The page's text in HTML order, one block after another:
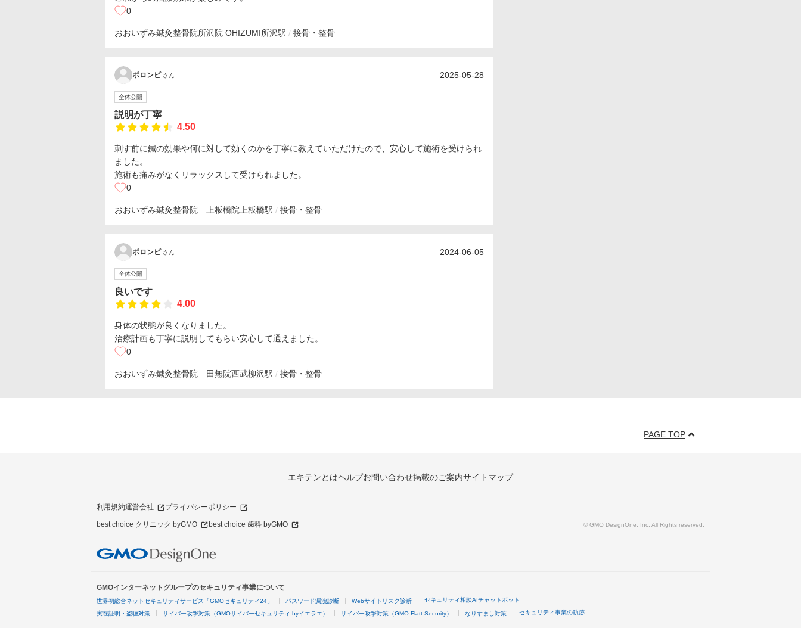
0
おおいずみ鍼灸整骨院所沢院 OHIZUMI所沢駅 接骨・整骨
ポロンピ さん 2025-05-28
全体公開
説明が丁寧
4.50
刺す前に鍼の効果や何に対して効くのかを丁寧に教えていただけたので、安心して施術を受けられ
ました。
施術も痛みがなくリラックスして受けられました。
0
おおいずみ鍼灸整骨院 上板橋院 上板橋駅 接骨・整骨
ポロンピ さん 2024-06-05
全体公開
良いです
4.00
身体の状態が良くなりました。
治療計画も丁寧に説明してもらい安心して通えました。
0
おおいずみ鍼灸整骨院 田無院西武柳沢駅 接骨・整骨
PAGE TOP
エキテンとはヘルプお問い合わせ掲載のご案内サイトマップ
利用規約運営会社 プライバシーポリシー
best choice クリニック byGMO best choice 歯科 byGMO © GMO DesignOne, Inc. All Rights reserved.
GMOインターネットグループのセキュリティ事業について
世界初総合ネットセキュリティサービス「GMOセキュリティ24」 パスワード漏洩診断 Webサイトリスク診断 セキュリティ相談AIチャットボット
実在証明・盗聴対策 サイバー攻撃対策（GMOサイバーセキュリティ byイエラエ） サイバー攻撃対策（GMO Flatt Security） なりすまし対策 セキュリティ事業の軌跡